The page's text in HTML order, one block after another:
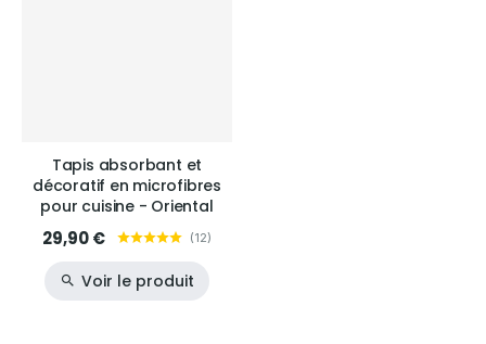
Tapis absorbant et
décoratif en microfibres
pour cuisine - Oriental
29,90 € (12)
Voir le produit